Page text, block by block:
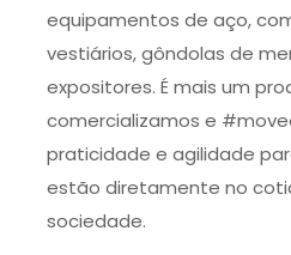
equipamentos de aço,
vestiários, gôndolas de
expositores. É mais um
comercializamos e
praticidade e agilidade
estão diretamente no
sociedade.